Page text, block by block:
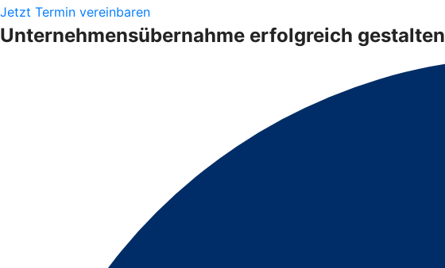
Jetzt Termin vereinbaren
Unternehmensübernahme erfolgreich gestalten